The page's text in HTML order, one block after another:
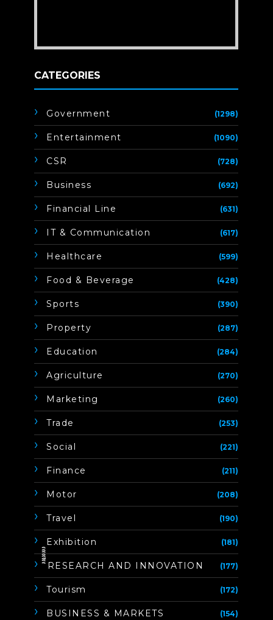
CATEGORIES
Government (1298)
Entertainment (1090)
CSR (728)
Business (692)
Financial Line (631)
IT & Communication (617)
Healthcare (599)
Food & Beverage (428)
Sports (390)
Property (287)
Education (284)
Agriculture (270)
Marketing (260)
Trade (253)
Social (221)
Finance (211)
Motor (208)
Travel (190)
Exhibition (181)
ิิีิิิิิRESEARCH AND INNOVATION (177)
Tourism (172)
BUSINESS & MARKETS (154)